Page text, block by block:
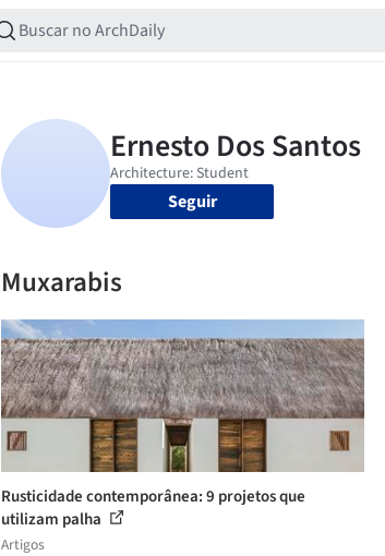
Seguir
Muxarabis
Rusticidade contemporânea: 9 projetos que
utilizam palha
Artigos